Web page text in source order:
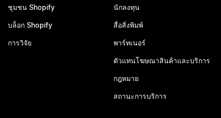
ชุมชน Shopify
บล็อก Shopify
การวิจัย
นักลงทุน
สื่อสิ่งพิมพ์
พาร์ทเนอร์
ตัวแทนโฆษณาสินค้าและบริการ
กฎหมาย
สถานะการบริการ